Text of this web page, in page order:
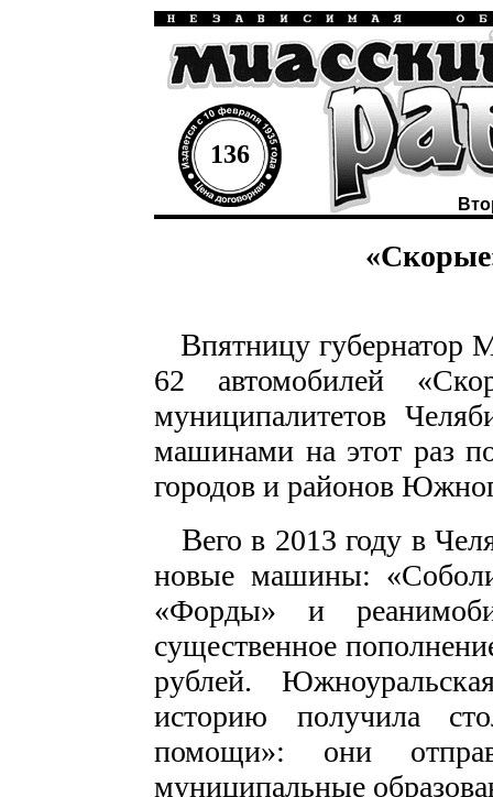
136
Впятницу
62 автомобилей
муниципалитетов
машинами на этот раз
городов и районов
Вего в 2013 году в
новые машины:
«Форды» и
существенное
рублей.
историю получила
помощи»: они
муниципальные